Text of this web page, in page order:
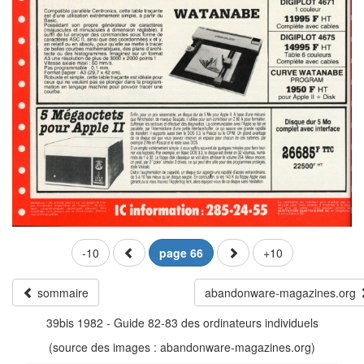
-10 page 66 +10
sommaire
abandonware-magazines.org
39bis 1982 - Guide 82-83 des ordinateurs individuels
(source des images : abandonware-magazines.org)